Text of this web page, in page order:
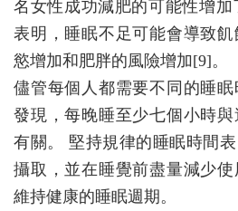
名女性成功減肥的可能性增加
表明，睡眠不足可能會導致
慾增加和肥胖的風險增加[9]。
儘管每個人都需要不同的睡
發現，每晚睡至少七個小時
有關。 堅持規律的睡眠時間
攝取，並在睡覺前盡量減少
維持健康的睡眠週期。